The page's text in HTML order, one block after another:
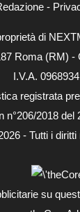
-
di
Roma (RM) -
I.V.A.
registrata
n°206/2018 del
- Tutti i diritti
su